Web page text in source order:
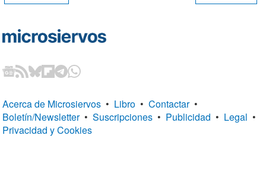
Acerca de Microsiervos • Libro • Contactar •
Boletín/Newsletter • Suscripciones • Publicidad • Legal •
Privacidad y Cookies